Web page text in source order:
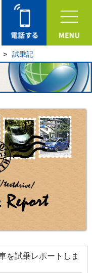
> 試乗記
を試乗レポートしま